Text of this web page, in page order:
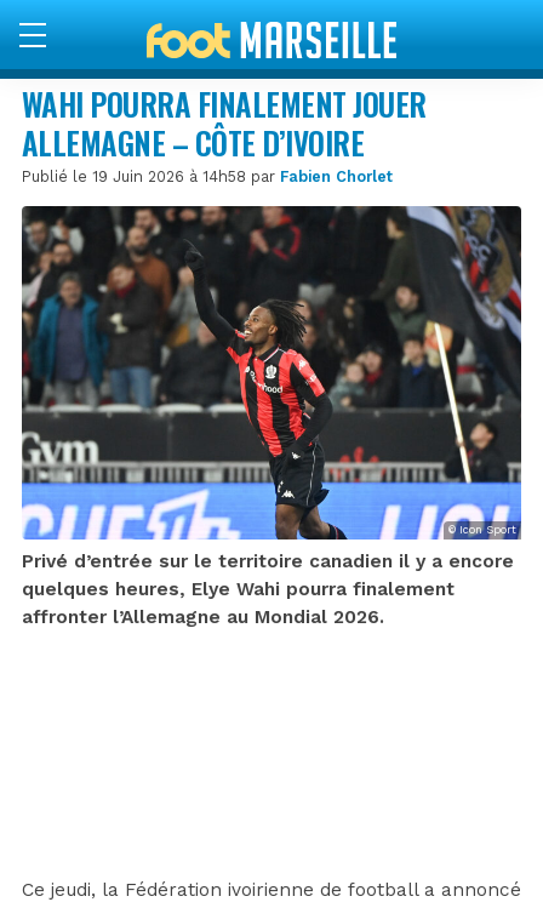
WAHI POURRA FINALEMENT JOUER
ALLEMAGNE – CÔTE D’IVOIRE
Publié le 19 Juin 2026 à 14h58 par Fabien Chorlet
© Icon Sport
Privé d’entrée sur le territoire canadien il y a encore
quelques heures, Elye Wahi pourra finalement
affronter l’Allemagne au Mondial 2026.
Ce jeudi, la Fédération ivoirienne de football a annoncé